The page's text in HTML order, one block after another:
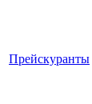
Прейскуранты